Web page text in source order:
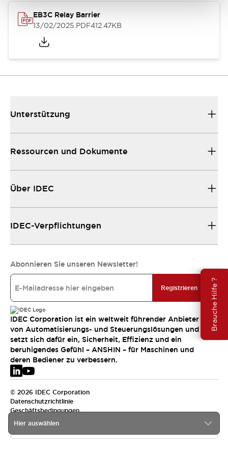
Brauche Hilfe ?
EB3C Relay Barrier
13/02/2025.PDF412.47KB
Hier auswählen
Unterstützung
Ressourcen und Dokumente
Über IDEC
IDEC-Verpflichtungen
Abonnieren Sie unseren Newsletter!
Registrieren
IDEC Corporation ist ein weltweit führender Anbieter
von Automatisierungs- und Steuerungslösungen und
setzt sich dafür ein, Sicherheit, Effizienz und ein
beruhigendes Gefühl – ANSHIN – für Maschinen und
deren Bediener zu verbessern.
© 2026 IDEC Corporation
Datenschutzrichtlinie
Geschäftsbedingungen
EMEA